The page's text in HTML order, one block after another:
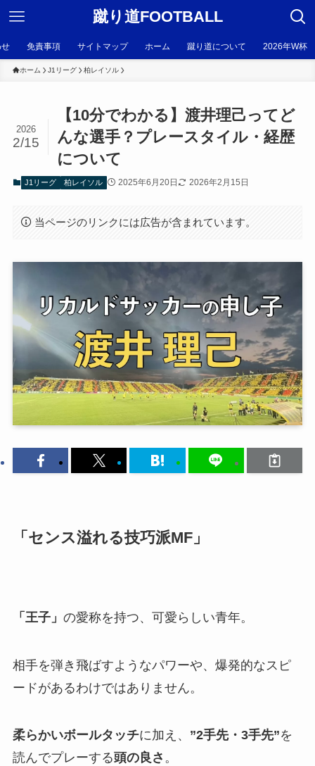
蹴り道FOOTBALL
免責事項 サイトマップ ホーム 蹴り道について 2026年W杯
ホーム J1リーグ 柏レイソル
【10分でわかる】渡井理己ってど
んな選手？プレースタイル・経歴
について
2026
2/15
J1リーグ 柏レイソル 2025年6月20日 2026年2月15日
当ページのリンクには広告が含まれています。
「センス溢れる技巧派MF」
「王子」 の愛称を持つ、可愛らしい青年。
相手を弾き飛ばすようなパワーや、爆発的なスピ
ードがあるわけではありません。
柔らかいボールタッチに加え、 ”2手先・3手先”を
読んでプレーする頭の良さ 。